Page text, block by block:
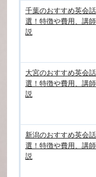
千葉のおすすめ英会
選！特徴や費用、講
説
大宮のおすすめ英会
選！特徴や費用、講
説
新潟のおすすめ英会
選！特徴や費用、講
説